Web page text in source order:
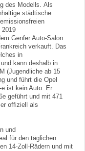
des Modells. Als
städtische
2019
Genfer Auto-Salon
verkauft. Das
in
kann deshalb in
(Jugendliche ab 15
und führt die Opel
ist kein Auto. Er
geführt und mit 471
offiziell als
und
für den täglichen
14-Zoll-Rädern und mit